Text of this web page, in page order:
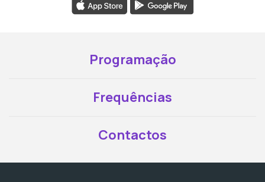
Programação
Frequências
Contactos